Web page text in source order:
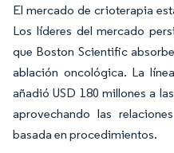
El mercado de crioterapia
Los líderes del mercado
que Boston Scientific
ablación oncológica. La
añadió USD 180 millones a
aprovechando las
basada en procedimientos.